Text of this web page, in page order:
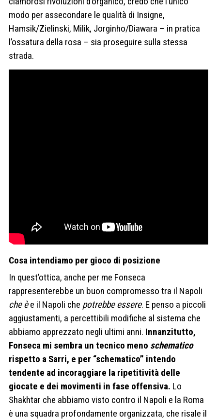
modo per assecondare le qualità di Insigne,
Hamsik/Zielinski, Milik, Jorginho/Diawara – in pratica
l’ossatura della rosa – sia proseguire sulla stessa
strada.
Cosa intendiamo per gioco di posizione
In quest’ottica, anche per me Fonseca
rappresenterebbe un buon compromesso tra il Napoli
che èe il Napoli che potrebbe essere. E penso a piccoli
aggiustamenti, a percettibili modifiche al sistema che
abbiamo apprezzato negli ultimi anni. Innanzitutto,
Fonseca mi sembra un tecnico meno schematico
rispetto a Sarri, e per “schematico” intendo
tendente ad incoraggiare la ripetitività delle
giocate e dei movimenti in fase offensiva. Lo
Shakhtar che abbiamo visto contro il Napoli e la Roma
è una squadra profondamente organizzata, che risale il